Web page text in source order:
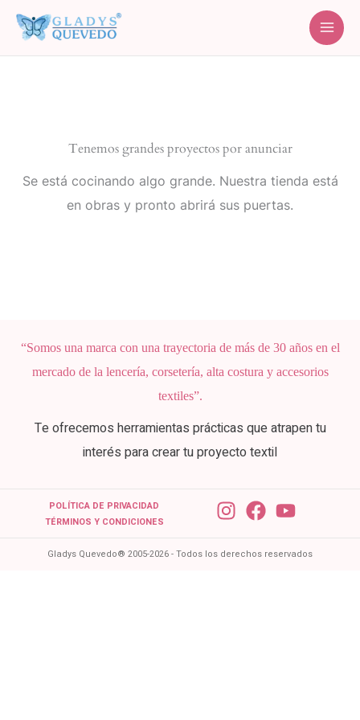
contenido
Tenemos grandes proyectos por anunciar
Se está cocinando algo grande. Nuestra tienda está
en obras y pronto abrirá sus puertas.
“Somos una marca con una trayectoria de más de 30 años en el
mercado de la lencería, corsetería, alta costura y accesorios
textiles”.
Te ofrecemos herramientas prácticas que atrapen tu
interés para crear tu proyecto textil
POLÍTICA DE PRIVACIDAD
TÉRMINOS Y CONDICIONES
Gladys Quevedo® 2005-2026 - Todos los derechos reservados